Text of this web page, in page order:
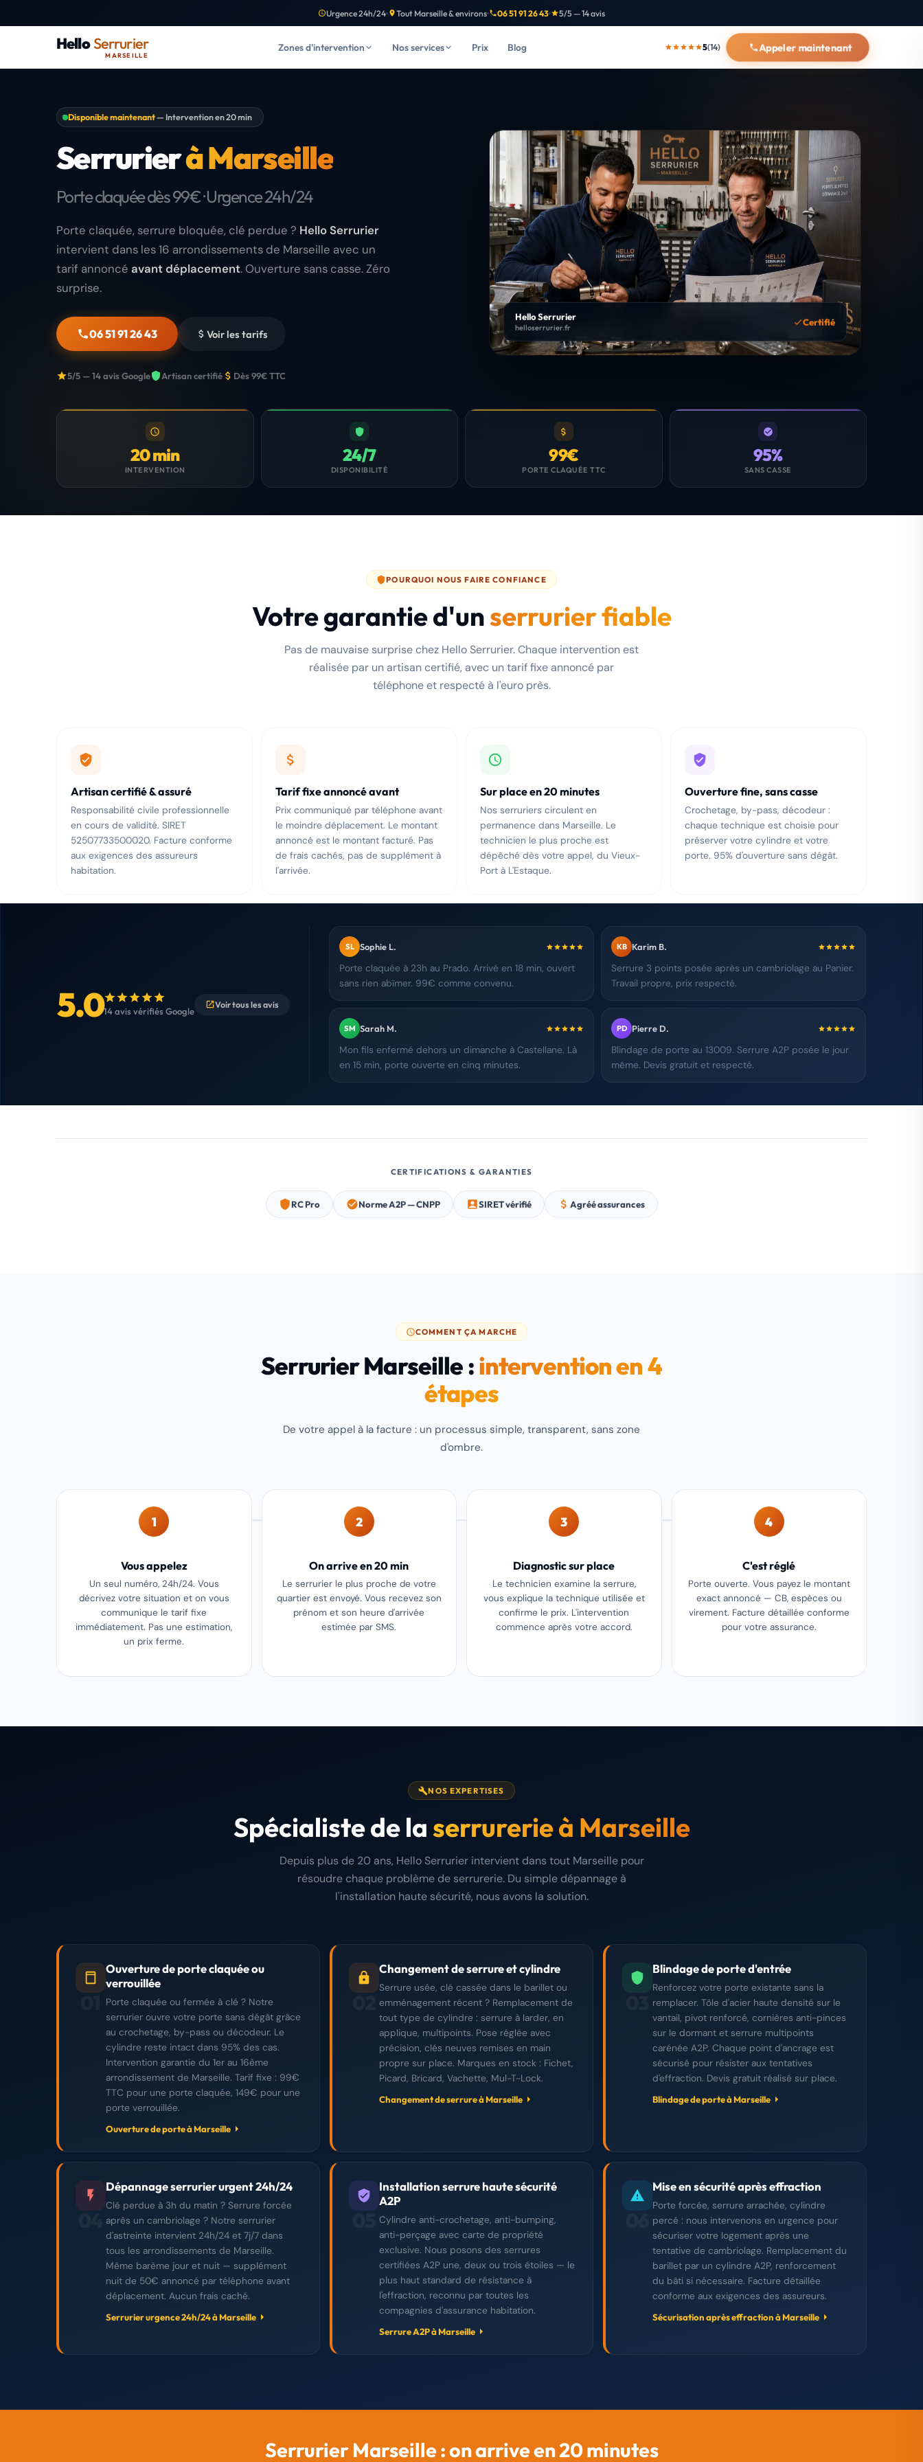
Urgence 24h/24 Tout Marseille & environs 06 51 91 26 43 5/5 — 14 avis
HelloSerrurier
MARSEILLE
Zones d'intervention Nos services Prix Blog 5(14) Appeler maintenant
Disponible maintenant— Intervention en 20 min
Serrurierà Marseille
Porte claquée dès 99€ · Urgence 24h/24
Porte claquée, serrure bloquée, clé perdue ? Hello Serrurier
intervient dans les 16 arrondissements de Marseille avec un
tarif annoncé avant déplacement. Ouverture sans casse. Zéro
surprise.
06 51 91 26 43 Voir les tarifs
5/5 — 14 avis Google Artisan certifié Dès 99€ TTC
Hello Serrurier
helloserrurier.fr
Certifié
20 min
INTERVENTION
24/7
DISPONIBILITÉ
99€
PORTE CLAQUÉE TTC
95%
SANS CASSE
POURQUOI NOUS FAIRE CONFIANCE
Votre garantie d'unserrurier fiable
Pas de mauvaise surprise chez Hello Serrurier. Chaque intervention est
réalisée par un artisan certifié, avec un tarif fixe annoncé par
téléphone et respecté à l'euro près.
Artisan certifié & assuré
Responsabilité civile professionnelle
en cours de validité. SIRET
52507733500020. Facture conforme
aux exigences des assureurs
habitation.
Tarif fixe annoncé avant
Prix communiqué par téléphone avant
le moindre déplacement. Le montant
annoncé est le montant facturé. Pas
de frais cachés, pas de supplément à
l'arrivée.
Sur place en 20 minutes
Nos serruriers circulent en
permanence dans Marseille. Le
technicien le plus proche est
dépêché dès votre appel, du Vieux-
Port à L'Estaque.
Ouverture fine, sans casse
Crochetage, by-pass, décodeur :
chaque technique est choisie pour
préserver votre cylindre et votre
porte. 95% d'ouverture sans dégât.
5.014 avis vérifiés Google
Voir tous les avis
SL Sophie L.
Porte claquée à 23h au Prado. Arrivé en 18 min, ouvert
sans rien abîmer. 99€ comme convenu.
KB Karim B.
Serrure 3 points posée après un cambriolage au Panier.
Travail propre, prix respecté.
SM Sarah M.
Mon fils enfermé dehors un dimanche à Castellane. Là
en 15 min, porte ouverte en cinq minutes.
PD Pierre D.
Blindage de porte au 13009. Serrure A2P posée le jour
même. Devis gratuit et respecté.
CERTIFICATIONS & GARANTIES
RC Pro Norme A2P — CNPP SIRET vérifié Agréé assurances
COMMENT ÇA MARCHE
Serrurier Marseille :intervention en 4
étapes
De votre appel à la facture : un processus simple, transparent, sans zone
d'ombre.
1
Vous appelez
Un seul numéro, 24h/24. Vous
décrivez votre situation et on vous
communique le tarif fixe
immédiatement. Pas une estimation,
un prix ferme.
2
On arrive en 20 min
Le serrurier le plus proche de votre
quartier est envoyé. Vous recevez son
prénom et son heure d'arrivée
estimée par SMS.
3
Diagnostic sur place
Le technicien examine la serrure,
vous explique la technique utilisée et
confirme le prix. L'intervention
commence après votre accord.
4
C'est réglé
Porte ouverte. Vous payez le montant
exact annoncé — CB, espèces ou
virement. Facture détaillée conforme
pour votre assurance.
NOS EXPERTISES
Spécialiste de laserrurerie à Marseille
Depuis plus de 20 ans, Hello Serrurier intervient dans tout Marseille pour
résoudre chaque problème de serrurerie. Du simple dépannage à
l'installation haute sécurité, nous avons la solution.
Ouverture de porte claquée ou
verrouillée
Porte claquée ou fermée à clé ? Notre
serrurier ouvre votre porte sans dégât grâce
au crochetage, by-pass ou décodeur. Le
cylindre reste intact dans 95% des cas.
Intervention garantie du 1er au 16ème
arrondissement de Marseille. Tarif fixe : 99€
TTC pour une porte claquée, 149€ pour une
porte verrouillée.
Ouverture de porte à Marseille
Changement de serrure et cylindre
Serrure usée, clé cassée dans le barillet ou
emménagement récent ? Remplacement de
tout type de cylindre : serrure à larder, en
applique, multipoints. Pose réglée avec
précision, clés neuves remises en main
propre sur place. Marques en stock : Fichet,
Picard, Bricard, Vachette, Mul-T-Lock.
Changement de serrure à Marseille
Blindage de porte d'entrée
Renforcez votre porte existante sans la
remplacer. Tôle d'acier haute densité sur le
vantail, pivot renforcé, cornières anti-pinces
sur le dormant et serrure multipoints
carénée A2P. Chaque point d'ancrage est
sécurisé pour résister aux tentatives
d'effraction. Devis gratuit réalisé sur place.
Blindage de porte à Marseille
Dépannage serrurier urgent 24h/24
Clé perdue à 3h du matin ? Serrure forcée
après un cambriolage ? Notre serrurier
d'astreinte intervient 24h/24 et 7j/7 dans
tous les arrondissements de Marseille.
Même barème jour et nuit — supplément
nuit de 50€ annoncé par téléphone avant
déplacement. Aucun frais caché.
Serrurier urgence 24h/24 à Marseille
Installation serrure haute sécurité
A2P
Cylindre anti-crochetage, anti-bumping,
anti-perçage avec carte de propriété
exclusive. Nous posons des serrures
certifiées A2P une, deux ou trois étoiles — le
plus haut standard de résistance à
l'effraction, reconnu par toutes les
compagnies d'assurance habitation.
Serrure A2P à Marseille
Mise en sécurité après effraction
Porte forcée, serrure arrachée, cylindre
percé : nous intervenons en urgence pour
sécuriser votre logement après une
tentative de cambriolage. Remplacement du
barillet par un cylindre A2P, renforcement
du bâti si nécessaire. Facture détaillée
conforme aux exigences des assureurs.
Sécurisation après effraction à Marseille
Serrurier Marseille : on arrive en 20 minutes